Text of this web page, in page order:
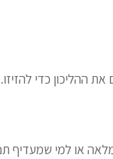
ההליכון כדי להזיזו.
או למי שמעדיף